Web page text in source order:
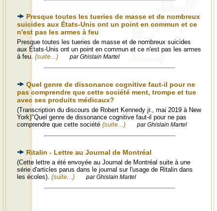
Presque toutes les tueries de masse et de nombreux
suicides aux États-Unis ont un point en commun et ce
n'est pas les armes à feu
Presque toutes les tueries de masse et de nombreux suicides
aux États-Unis ont un point en commun et ce n'est pas les armes
à feu. (suite...) par Ghislain Martel
Quel genre de dissonance cognitive faut-il pour ne
pas comprendre que cette société ment, trompe et tue
avec ses produits médicaux?
(Transcription du discours de Robert Kennedy jr., mai 2019 à New
York)"Quel genre de dissonance cognitive faut-il pour ne pas
comprendre que cette société (suite...) par Ghislain Martel
Ritalin - Lettre au Journal de Montréal
(Cette lettre a été envoyée au Journal de Montréal suite à une
série d'articles parus dans le journal sur l'usage de Ritalin dans
les écoles). (suite...) par Ghislain Martel